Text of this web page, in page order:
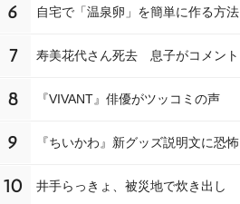
6 自宅で「温泉卵」を簡単に作る方法
7 寿美花代さん死去 息子がコメント
8 『VIVANT』俳優がツッコミの声
9 『ちいかわ』新グッズ説明文に恐怖
10 井手らっきょ、被災地で炊き出し